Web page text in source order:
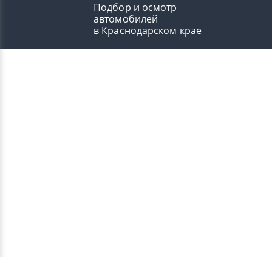
Подбор и осмотр
автомобилей
в Краснодарском крае